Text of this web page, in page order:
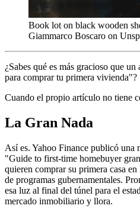
Book lot on black wooden
Giammarco Boscaro on
¿Sabes qué es más gracioso que
para comprar tu primera vivienda"?
Cuando el propio artículo no tiene
La Gran Nada
Así es. Yahoo Finance publicó una
"Guide to first-time homebuyer
quieren comprar su primera casa
de programas gubernamentales.
esa luz al final del túnel para el
mercado inmobiliario y llora.